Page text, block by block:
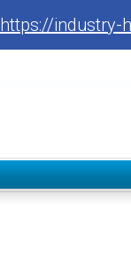
https://industry-